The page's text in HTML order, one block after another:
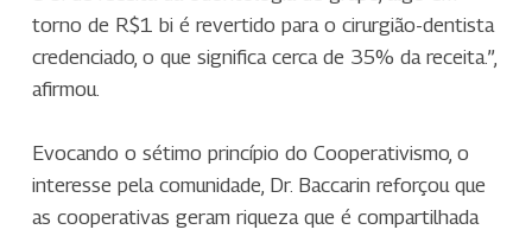
torno de R$1 bi é revertido para o cirurgião-dentista
credenciado, o que significa cerca de 35% da receita.”,
afirmou.
Evocando o sétimo princípio do Cooperativismo, o
interesse pela comunidade, Dr. Baccarin reforçou que
as cooperativas geram riqueza que é compartilhada